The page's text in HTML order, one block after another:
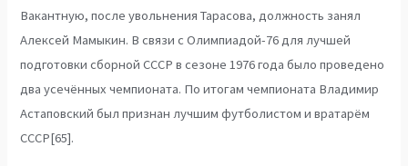
Вакантную, после увольнения Тарасова, должность занял
Алексей Мамыкин. В связи с Олимпиадой-76 для лучшей
подготовки сборной СССР в сезоне 1976 года было проведено
два усечённых чемпионата. По итогам чемпионата Владимир
Астаповский был признан лучшим футболистом и вратарём
СССР[65].